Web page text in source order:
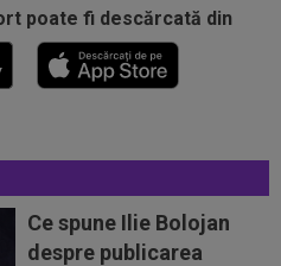
poate fi descărcată din
Ce spune Ilie Bolojan
despre publicarea
în meciul din
în...
Serie A semnează